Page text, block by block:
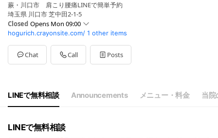
蕨・川口市 肩こり腰痛LINEで簡単予約
埼玉県 川口市 芝中田2-1-5
Closed Opens Mon 09:00
Sun09:00 - 20:
Mon09:00 - 20:
TueClosed
WedClosed
09:00 - 20:
9時から20時
hogurich.crayonsite.com/ 1 other items
Chat Call Posts
LINEで無料相談 Announcements メニュー・料金 当院
LINEで無料相談